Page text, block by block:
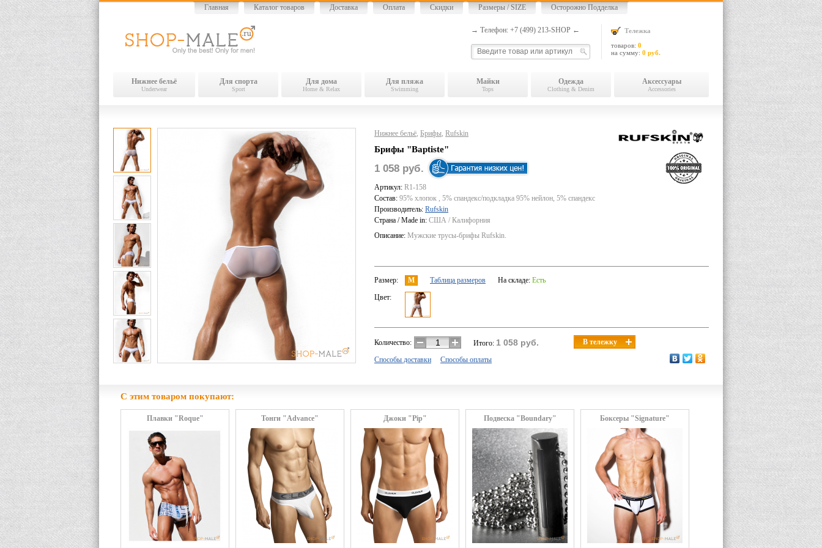
Главная Каталог товаров Доставка Оплата Скидки Размеры / SIZE Осторожно Подделка
Тележка
товаров: 0
на сумму: 0 руб.
→ Телефон: +7 (499) 213-SHOP ←
Нижнее бельё
Underwear
Для спорта
Sport
Для дома
Home & Relax
Для пляжа
Swimming
Майки
Tops
Одежда
Clothing & Denim
Аксессуары
Accessories
Нижнее бельё, Брифы, Rufskin
Брифы "Baptiste"
1 058 руб.
Артикул: R1-158
Состав: 95% хлопок , 5% спандекс/подкладка 95% нейлон, 5% спандекс
Производитель: Rufskin
Страна / Made in: США / Калифорния
Описание: Мужские трусы-брифы Rufskin.
Размер: M Таблица размеров На складе: Есть
Цвет:
Количество: Итого: 1 058 руб. В тележку
Способы доставки Способы оплаты
С этим товаром покупают:
Плавки "Roque" Тонги "Advance" Джоки "Pip" Подвеска "Boundary" Боксеры "Signature"